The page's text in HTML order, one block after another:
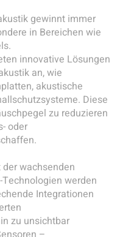
gewinnt immer
in Bereichen wie
innovative Lösungen
an, wie
akustische
Diese
zu reduzieren
oder
wachsenden
werden
Integrationen
zu unsichtbar